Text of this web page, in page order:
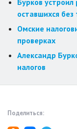
Бурков
оставшихся
Омские
проверках
Александр
налогов
Поделиться: